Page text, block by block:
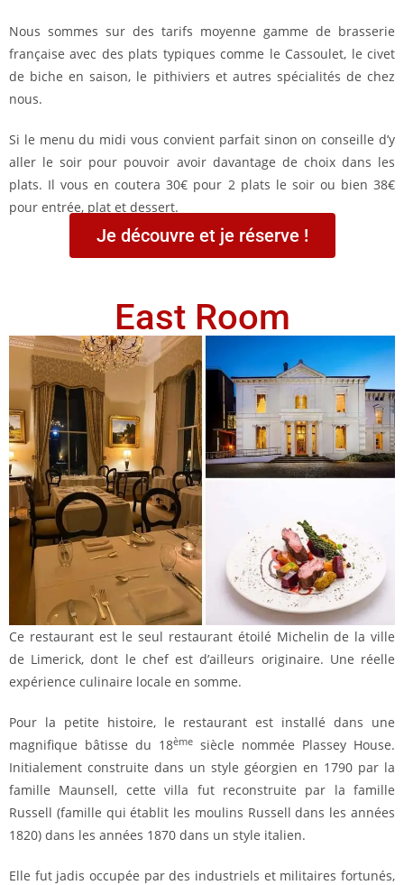
Nous sommes sur des tarifs moyenne gamme de brasserie
française avec des plats typiques comme le Cassoulet, le civet
de biche en saison, le pithiviers et autres spécialités de chez
nous.
Si le menu du midi vous convient parfait sinon on conseille d’y
aller le soir pour pouvoir avoir davantage de choix dans les
plats. Il vous en coutera 30€ pour 2 plats le soir ou bien 38€
pour entrée, plat et dessert.
Je découvre et je réserve !
East Room
Ce restaurant est le seul restaurant étoilé Michelin de la ville
de Limerick, dont le chef est d’ailleurs originaire. Une réelle
expérience culinaire locale en somme.
Pour la petite histoire, le restaurant est installé dans une
magnifique bâtisse du 18ème siècle nommée Plassey House.
Initialement construite dans un style géorgien en 1790 par la
famille Maunsell, cette villa fut reconstruite par la famille
Russell (famille qui établit les moulins Russell dans les années
1820) dans les années 1870 dans un style italien.
Elle fut jadis occupée par des industriels et militaires fortunés,